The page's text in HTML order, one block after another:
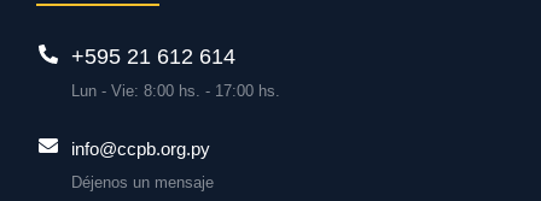
+595 21 612 614
Lun - Vie: 8:00 hs. - 17:00 hs.
info@ccpb.org.py
Déjenos un mensaje